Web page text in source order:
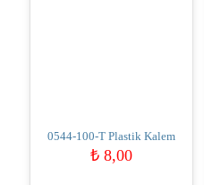
0544-100-T Plastik Kalem
₺ 8,00